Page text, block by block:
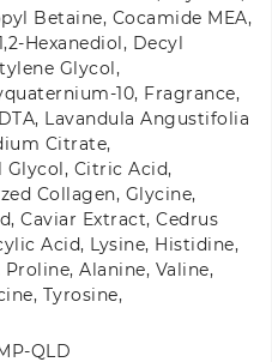
Betaine, Cocamide MEA,
Hexanediol, Decyl
Glycol,
10, Fragrance,
Lavandula ​Angustifolia
Citrate,
Glycol, Citric Acid,
Collagen, Glycine,
Caviar Extract, Cedrus
Acid, Lysine, Histidine,
Alanine, Valine,
Tyrosine,
QLD